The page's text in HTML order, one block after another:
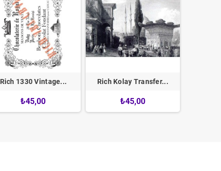
Rich 1330 Vintage...
₺45,00
Rich Kolay Transfer...
₺45,00